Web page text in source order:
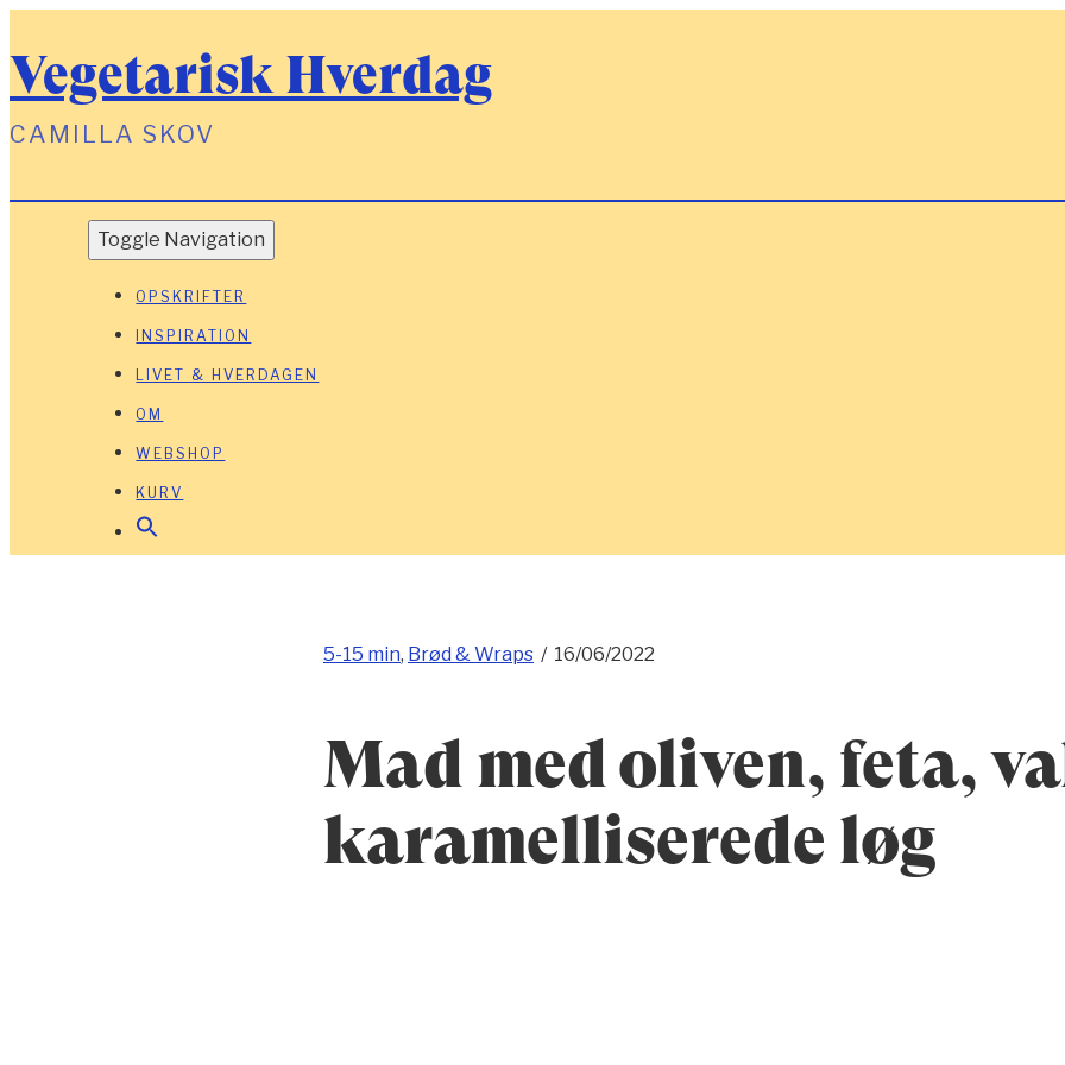
Vegetarisk Hverdag
CAMILLA SKOV
Toggle Navigation
OPSKRIFTER
INSPIRATION
LIVET & HVERDAGEN
OM
WEBSHOP
KURV
5-15 min, Brød & Wraps / 16/06/2022
Mad med oliven, feta,
karamelliserede løg